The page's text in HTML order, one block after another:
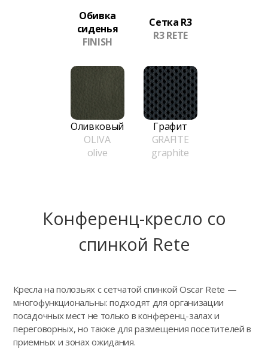
Обивка
сиденья
FINISH
Сетка R3
R3 RETE
Оливковый
OLIVA
olive
Графит
GRAFITE
graphite
Конференц-кресло сo
спинкой Rete
Кресла на полозьях с сетчатой спинкой Oscar Rete —
многофункциональны: подходят для организации
посадочных мест не только в конференц-залах и
переговорных, но также для размещения посетителей в
приемных и зонах ожидания.